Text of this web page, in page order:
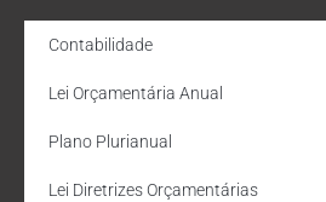
Contabilidade
Lei Orçamentária Anual
Plano Plurianual
Lei Diretrizes Orçamentárias